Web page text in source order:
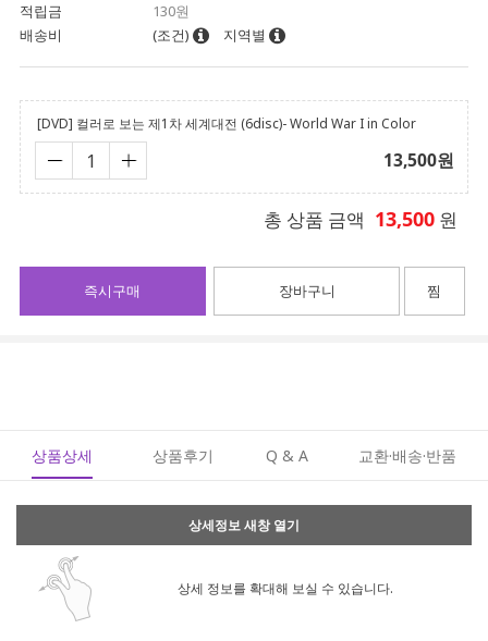
적립금
130원
배송비
(조건) 지역별
[DVD] 컬러로 보는 제1차 세계대전 (6disc)- World War I in Color
13,500원
총 상품 금액 13,500 원
장바구니
즉시구매 찜
상품상세 상품후기 Q & A 교환·배송·반품
상세정보 새창 열기
상세 정보를 확대해 보실 수 있습니다.